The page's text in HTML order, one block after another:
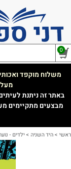
0
משלוח מוקפד
מעל
באתר זה ניתנת
מבצעים מתקיימים
ראשי >היד השניה >ילדים -